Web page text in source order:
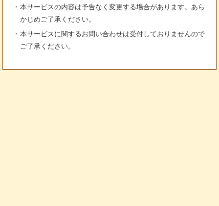
本サービスの内容は予告なく変更する場合があります。あら
かじめご了承ください。
本サービスに関するお問い合わせは受付しておりませんので
ご了承ください。